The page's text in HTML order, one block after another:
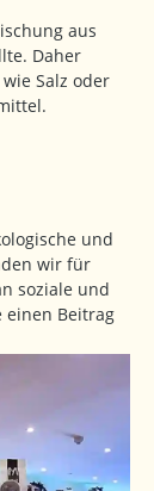
aus
Daher
Salz oder
und
wir für
soziale und
einen Beitrag